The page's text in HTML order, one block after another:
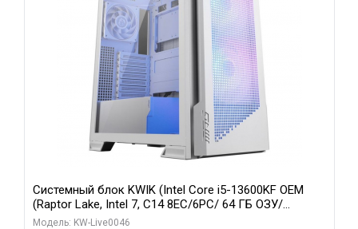
Системный блок KWIK (Intel Core i5-13600KF OEM
(Raptor Lake, Intel 7, C14 8EC/6PC/ 64 ГБ ОЗУ/
Gigabyte RTX5060Ti GAMING OC 8GB GDDR7 128bit
Модель: KW-Live0046